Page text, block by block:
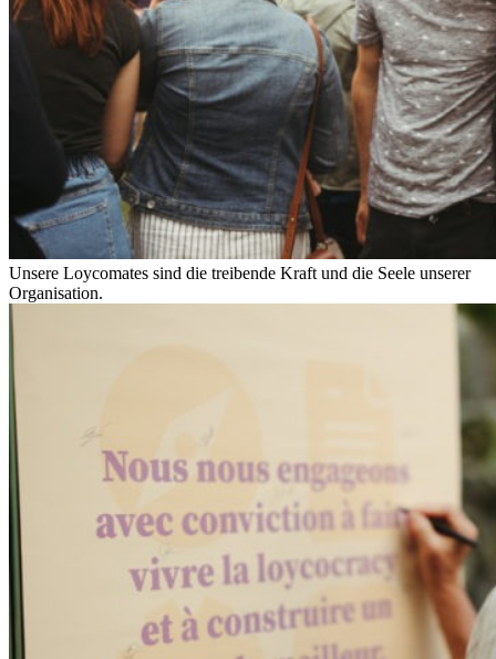
Unsere Loycomates sind die treibende Kraft und die Seele unserer
Organisation.